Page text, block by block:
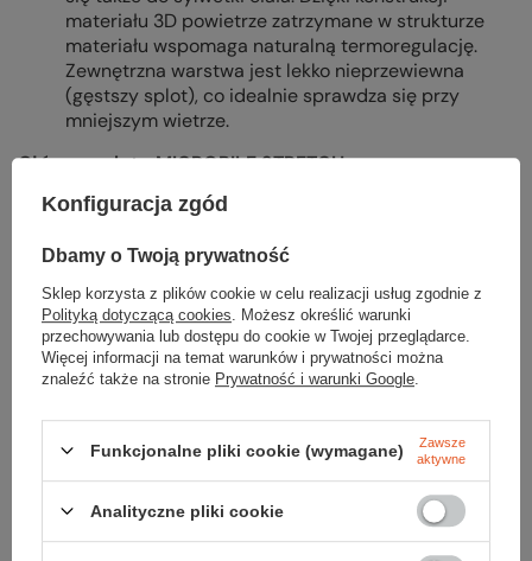
materiału 3D powietrze zatrzymane w strukturze
materiału wspomaga naturalną termoregulację.
Zewnętrzna warstwa jest lekko nieprzewiewna
(gęstszy splot), co idealnie sprawdza się przy
mniejszym wietrze.
Główne zalety MICROPILE STRETCH:
doskonała izolacja - zachowanie odpowiedniej
szybkie odprowadzanie wilgoci;
elastyczność;
niska waga;
właściwości antyalergiczne;
zalecany zakres użytkowania bielizny z Micropile
Stretch:-30°Cdo+15°C.
Parametry
Konfiguracja zgód
Dbamy o Twoją prywatność
Sklep korzysta z plików cookie w celu realizacji usług zgodnie z
Polityką dotyczącą cookies . Możesz określić warunki
przechowywania lub dostępu do cookie w Twojej przeglądarce.
Więcej informacji na temat warunków i prywatności można
znaleźć także na stronie Prywatność i warunki Google
Funkcjonalne pliki cookie (wymagane)
Zawsze
aktywne
Analityczne pliki cookie